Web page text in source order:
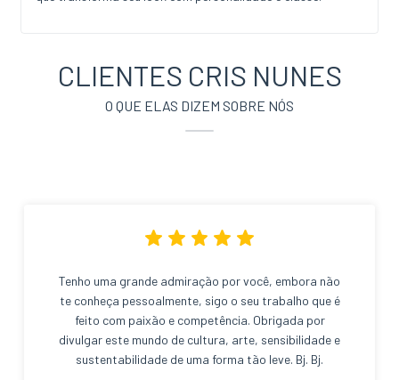
CLIENTES CRIS NUNES
O QUE ELAS DIZEM SOBRE NÓS
Tenho uma grande admiração por você, embora não
te conheça pessoalmente, sigo o seu trabalho que é
feito com paixão e competência. Obrigada por
divulgar este mundo de cultura, arte, sensibilidade e
sustentabilidade de uma forma tão leve. Bj. Bj.